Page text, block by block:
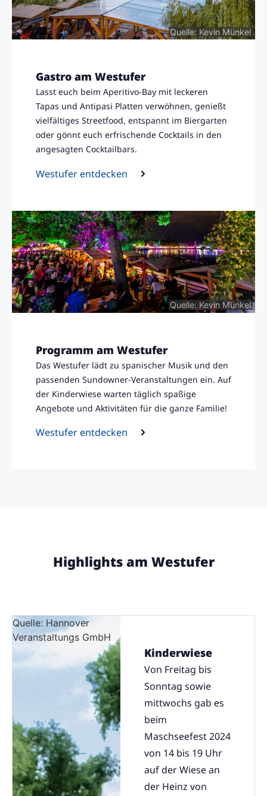
Quelle: Kevin Münkel
Gastro am Westufer
Lasst euch beim Aperitivo-Bay mit leckeren
Tapas und Antipasi Platten verwöhnen, genießt
vielfältiges Streetfood, entspannt im Biergarten
oder gönnt euch erfrischende Cocktails in den
angesagten Cocktailbars.
Westufer entdecken
Quelle: Kevin Münkel
Programm am Westufer
Das Westufer lädt zu spanischer Musik und den
passenden Sundowner-Veranstaltungen ein. Auf
der Kinderwiese warten täglich spaßige
Angebote und Aktivitäten für die ganze Familie!
Westufer entdecken
Highlights am Westufer
Quelle: Hannover
Veranstaltungs GmbH
Kinderwiese
Von Freitag bis
Sonntag sowie
mittwochs gab es
beim
Maschseefest 2024
von 14 bis 19 Uhr
auf der Wiese an
der Heinz von